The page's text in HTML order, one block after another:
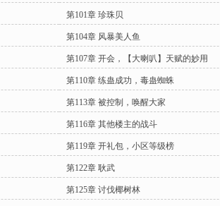
第101章 珍珠贝
第104章 风暴美人鱼
第107章 开会，【大喇叭】天赋的妙用
第110章 练蛊成功，毒蛊蜘蛛
第113章 被控制，唤醒大家
第116章 其他楼主的战斗
第119章 开礼包，小区等级榜
第122章 耿武
第125章 讨伐椰树林